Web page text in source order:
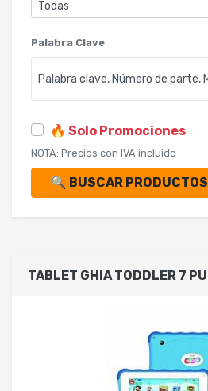
Palabra Clave
🔥 Solo Promociones
NOTA: Precios con IVA incluido
🔍 BUSCAR PRODUCTOS